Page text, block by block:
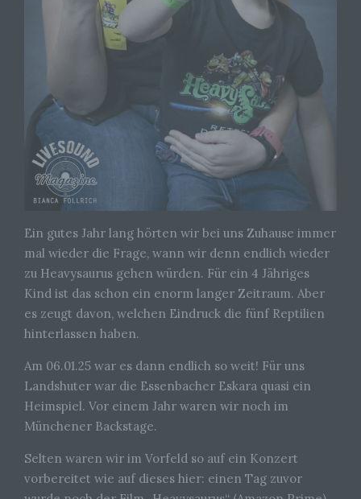
Ein gutes Jahr lang hörten wir bei uns Zuhause immer
mal wieder die Frage, wann wir denn endlich wieder
zu Heavysaurus gehen würden. Für ein 4 Jähriges
Kind ist das schon ein enorm langer Zeitraum. Aber
es zeugt davon, welchen Eindruck die fünf Reptilien
hinterlassen haben.
Am 06.01.25 war es dann endlich so weit! Für uns
Landshuter war die Essenbacher Eskara quasi ein
Heimspiel. Vor einem Jahr waren wir noch im
Münchener Backstage.
Selten waren wir im Vorfeld so auf ein Konzert
vorbereitet wie auf dieses hier: einen Tag zuvor